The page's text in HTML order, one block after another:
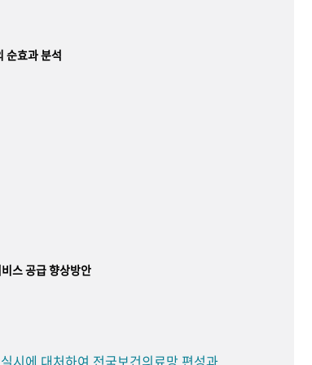
순효과 분석
스 공급 향상방안